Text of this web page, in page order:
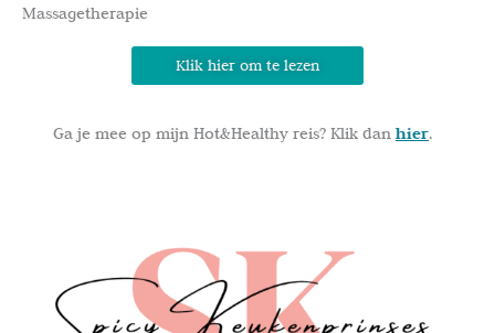
Massagetherapie
Klik hier om te lezen
Ga je mee op mijn Hot&Healthy reis? Klik dan hier.